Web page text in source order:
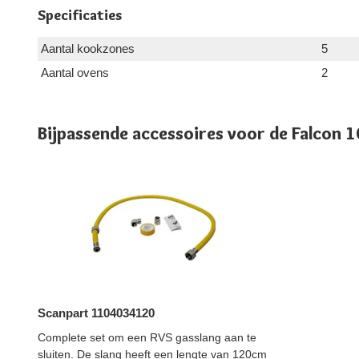
Specificaties
Aantal kookzones
5
Aantal ovens
2
Bijpassende accessoires voor de Falcon
Scanpart 1104034120
Complete set om een RVS gasslang aan te
sluiten. De slang heeft een lengte van 120cm